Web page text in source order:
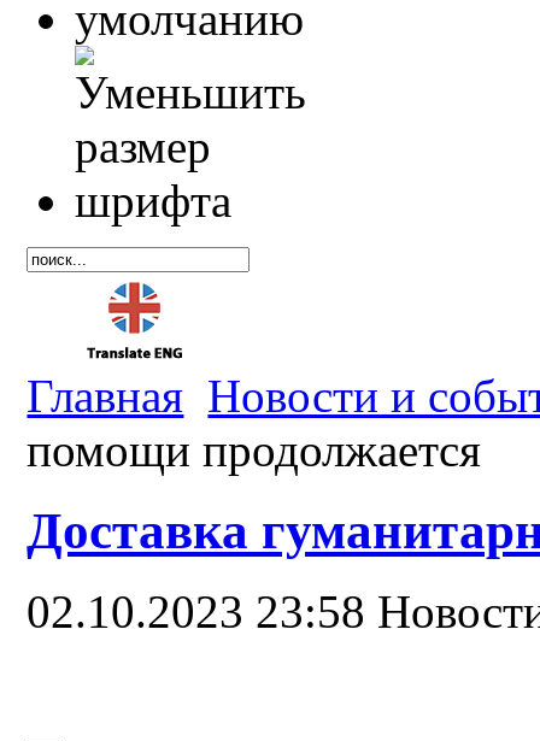
Главная Новости и
помощи продолжается
Доставка
02.10.2023 23:58